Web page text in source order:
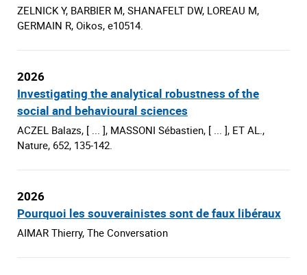
ZELNICK Y, BARBIER M, SHANAFELT DW, LOREAU M,
GERMAIN R, Oikos, e10514.
2026
Investigating the analytical robustness of the
social and behavioural sciences
ACZEL Balazs, [ ... ], MASSONI Sébastien, [ ... ], ET AL.,
Nature, 652, 135-142.
2026
Pourquoi les souverainistes sont de faux libéraux
AIMAR Thierry, The Conversation